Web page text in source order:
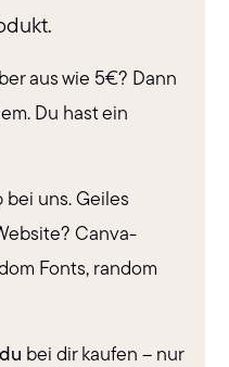
aus wie 5€? Dann
Du hast ein
bei uns. Geiles
Canva-
Fonts, random
du bei dir kaufen – nur